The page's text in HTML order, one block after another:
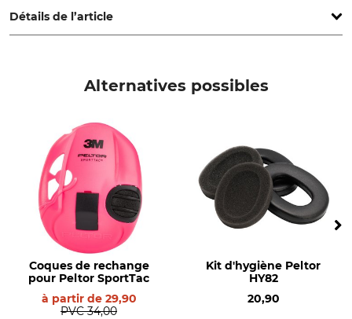
Détails de l’article
pour WS Alert X
Référence fabricant
7100246983=MT74H52A-114
Alternatives possibles
Coques de rechange
pour Peltor SportTac
à partir de 29,90
PVC 34,00
Kit d'hygiène Peltor
HY82
20,90